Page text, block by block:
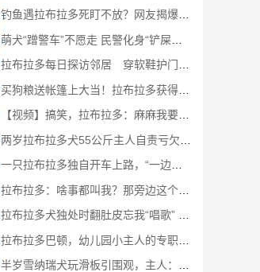
钓鱼遇拉布拉多死盯不放？网友揭爆笑真相：亲戚狗被拐求救认不出
萌犬“蹭警车”不愿走 民警化身“铲屎官”助团圆
拉布拉多每日探访邻居 穿软鞋护门、设鼻按门铃 暖心互动成热话
买狗粮送帐篷上大当！拉布拉多获得mini版后 无奈鄙视脸笑爆网民
【视频】搞笑，拉布拉多：麻麻我要养小狗！
两岁拉布拉多犬55公斤主人自责亏欠 网民看照片惊呼：这是猪
一只拉布拉多独自开车上路，“一边开一边狂叫”，狗主人：练车1个月就能上路；当地交管局回应
拉布拉多：啥事都叫我？那旁边这个货干嘛的？这个家没我真不行
拉布拉多犬独处时翻肚皮忘我“唱歌” 发现被人“偷拍”后表情尴尬
拉布拉多巴顿，幼儿园小主人的专职“司机+保镖”，简直太拉风 ！拉布拉多 宝宝与狗狗 萌犬 宠物和孩子
半岁雪纳瑞犬玩滑板引围观，主人：教一周就会了